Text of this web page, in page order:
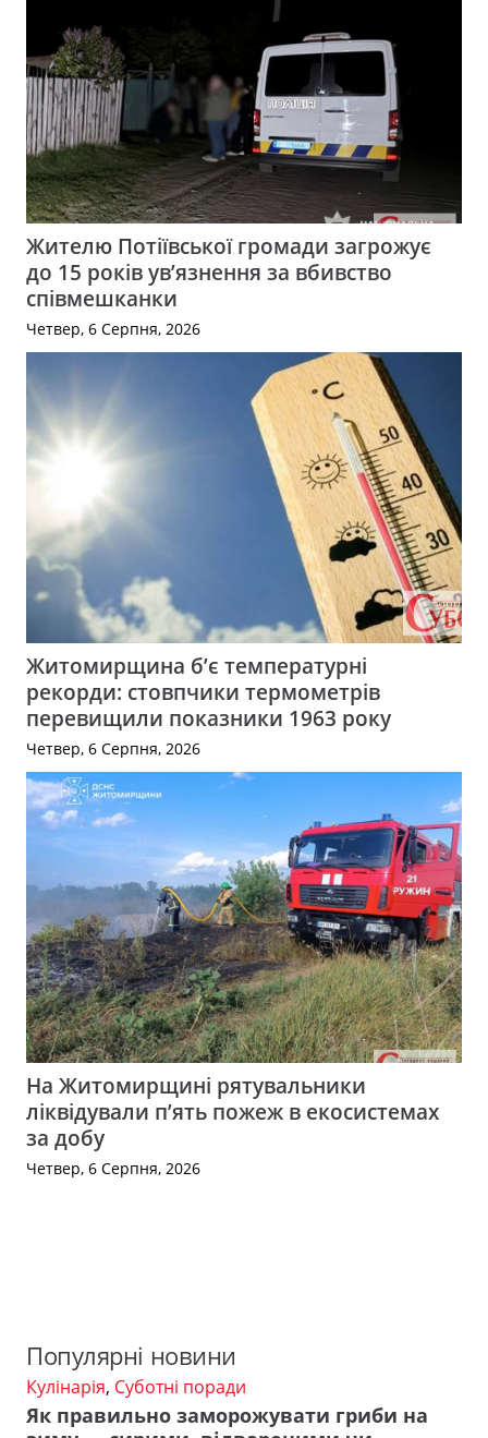
Жителю Потіївської громади загрожує
до 15 років ув’язнення за вбивство
співмешканки
Четвер, 6 Серпня, 2026
Житомирщина б’є температурні
рекорди: стовпчики термометрів
перевищили показники 1963 року
Четвер, 6 Серпня, 2026
На Житомирщині рятувальники
ліквідували п’ять пожеж в екосистемах
за добу
Четвер, 6 Серпня, 2026
Популярні новини
Кулінарія, Суботні поради
Як правильно заморожувати гриби на